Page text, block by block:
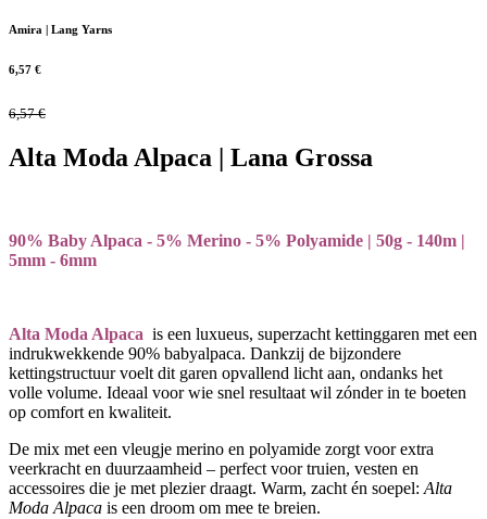
Amira | Lang Yarns
6,57 €
6,57€
Alta Moda Alpaca | Lana Grossa
90% Baby Alpaca - 5% Merino - 5% Polyamide | 50g - 140m |
5mm - 6mm
Alta Moda Alpaca is een luxueus, superzacht kettinggaren met een
indrukwekkende 90% babyalpaca. Dankzij de bijzondere
kettingstructuur voelt dit garen opvallend licht aan, ondanks het
volle volume. Ideaal voor wie snel resultaat wil zónder in te boeten
op comfort en kwaliteit.
De mix met een vleugje merino en polyamide zorgt voor extra
veerkracht en duurzaamheid – perfect voor truien, vesten en
accessoires die je met plezier draagt. Warm, zacht én soepel: Alta
Moda Alpaca is een droom om mee te breien.